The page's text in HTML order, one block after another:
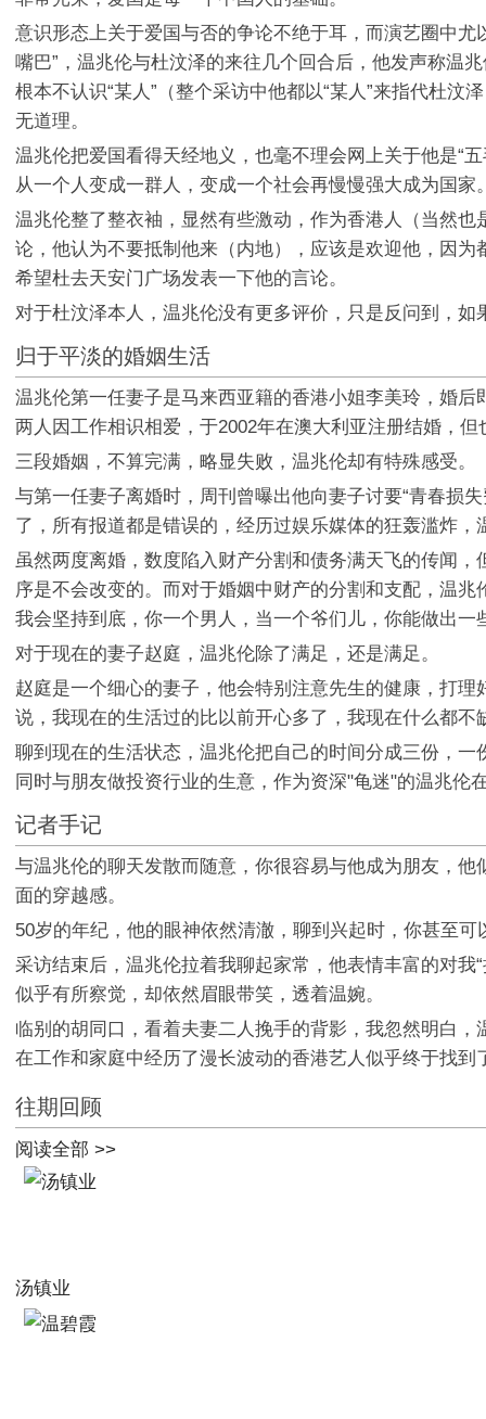
意识形态上关于爱国与否的争论不绝于耳，而演艺圈中
嘴巴”，温兆伦与杜汶泽的来往几个回合后，他发声称温
根本不认识“某人”（整个采访中他都以“某人”来指代杜
无道理。
温兆伦把爱国看得天经地义，也毫不理会网上关于他是“
从一个人变成一群人，变成一个社会再慢慢强大成为国
温兆伦整了整衣袖，显然有些激动，作为香港人（当然
论，他认为不要抵制他来（内地），应该是欢迎他，因
希望杜去天安门广场发表一下他的言论。
对于杜汶泽本人，温兆伦没有更多评价，只是反问到，
归于平淡的婚姻生活
温兆伦第一任妻子是马来西亚籍的香港小姐李美玲，婚
两人因工作相识相爱，于2002年在澳大利亚注册结婚，
三段婚姻，不算完满，略显失败，温兆伦却有特殊感受。
与第一任妻子离婚时，周刊曾曝出他向妻子讨要“青春损
了，所有报道都是错误的，经历过娱乐媒体的狂轰滥炸，
虽然两度离婚，数度陷入财产分割和债务满天飞的传闻
序是不会改变的。而对于婚姻中财产的分割和支配，温
我会坚持到底，你一个男人，当一个爷们儿，你能做出
对于现在的妻子赵庭，温兆伦除了满足，还是满足。
赵庭是一个细心的妻子，他会特别注意先生的健康，打
说，我现在的生活过的比以前开心多了，我现在什么都不
聊到现在的生活状态，温兆伦把自己的时间分成三份，
同时与朋友做投资行业的生意，作为资深"龟迷"的温兆
记者手记
与温兆伦的聊天发散而随意，你很容易与他成为朋友，
面的穿越感。
50岁的年纪，他的眼神依然清澈，聊到兴起时，你甚至
采访结束后，温兆伦拉着我聊起家常，他表情丰富的对
似乎有所察觉，却依然眉眼带笑，透着温婉。
临别的胡同口，看着夫妻二人挽手的背影，我忽然明白
在工作和家庭中经历了漫长波动的香港艺人似乎终于找到
往期回顾
阅读全部 >>
汤镇业